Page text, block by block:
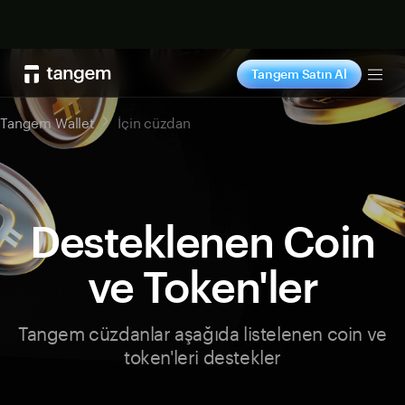
Tangem Satın Al
Tangem Wallet İçin cüzdan
Desteklenen Coin
ve Token'ler
Tangem cüzdanlar aşağıda listelenen coin ve
token'leri destekler